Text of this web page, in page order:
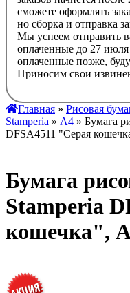
сможете оформлять
но сборка и отправка
Мы успеем отправить
оплаченные до 27
оплаченные позже,
Приносим свои
Главная » Рисовая
Stamperia » А4 » Бумага
DFSA4511 "Серая
Бумага
Stamperia
кошечка",